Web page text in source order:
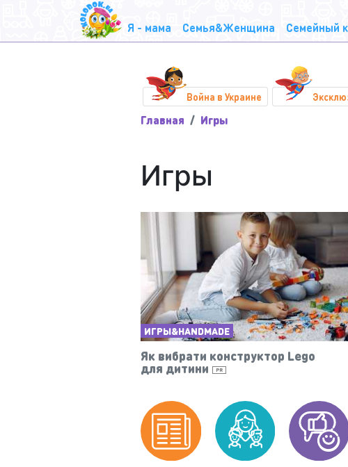
Я - мама Семья&Женщина Семейный
Война в Украине
Главная Игры
Игры
ИГРЫ&HANDMADE
Як вибрати конструктор Lego
для дитини PR